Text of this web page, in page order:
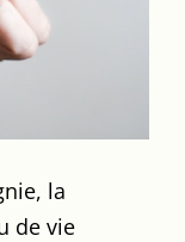
la
de vie